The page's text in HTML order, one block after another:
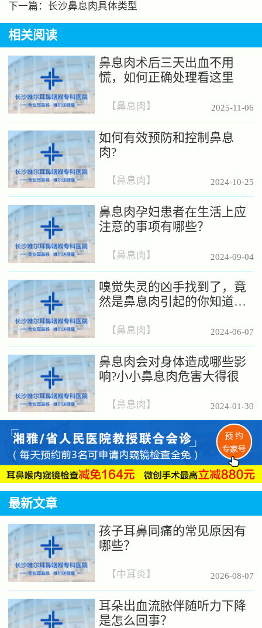
下一篇： 长沙鼻息肉具体类型
相关阅读
鼻息肉术后三天出血不用
慌，如何正确处理看这里
2025-11-06
【鼻息肉 】
如何有效预防和控制鼻息
肉?
2024-10-25
【鼻息肉 】
鼻息肉孕妇患者在生活上应
注意的事项有哪些？
2024-09-04
【鼻息肉 】
嗅觉失灵的凶手找到了，竟
然是鼻息肉引起的你知道
2024-06-07
【鼻息肉 】
鼻息肉会对身体造成哪些影
响?小小鼻息肉危害大得很
2024-01-30
【鼻息肉 】
最新文章
孩子耳鼻同痛的常见原因有
哪些？
2026-08-07
【中耳炎 】
耳朵出血流脓伴随听力下降
是怎么回事？